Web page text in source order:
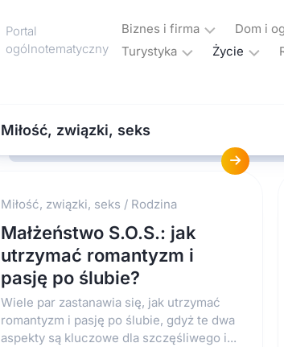
Portal
ogólnotematyczny
Biznes i firma Dom i
Turystyka
hotele
urlop
Podróże
Transport
Życie
Moda
Sport
Miłość, związki, seks
Miłość, związki, seks / Rodzina
Małżeństwo S.O.S.: jak
utrzymać romantyzm i
pasję po ślubie?
Wiele par zastanawia się, jak utrzymać
romantyzm i pasję po ślubie, gdyż te dwa
aspekty są kluczowe dla szczęśliwego i...